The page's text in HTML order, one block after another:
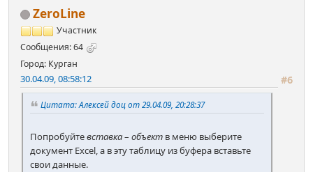
ZeroLine
Участник
Сообщения: 64
Город: Курган
#6
30.04.09, 08:58:12
Цитата: Алексей доц от 29.04.09, 20:28:37
Попробуйтевставка– объект в меню выберите
документ Excel, а в эту таблицу из буфера вставьте
свои данные.